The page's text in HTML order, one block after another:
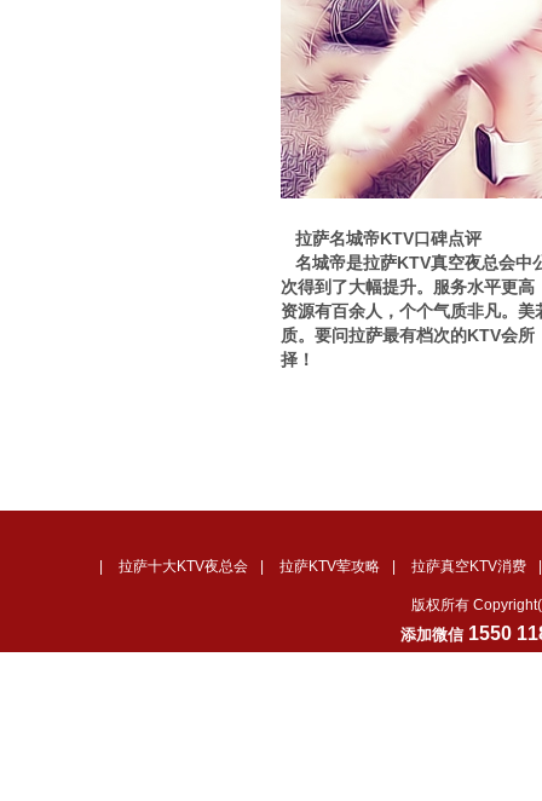
拉萨名城帝KTV口碑点评
名城帝是拉萨KTV真空夜总会中
次得到了大幅提升。服务水平更
资源有百余人，个个气质非凡。
质。要问拉萨最有档次的KTV会
择！
拉萨十大KTV夜总会 拉萨KTV荤攻略 拉萨真空KTV消费
版权所有
添加微信 1550